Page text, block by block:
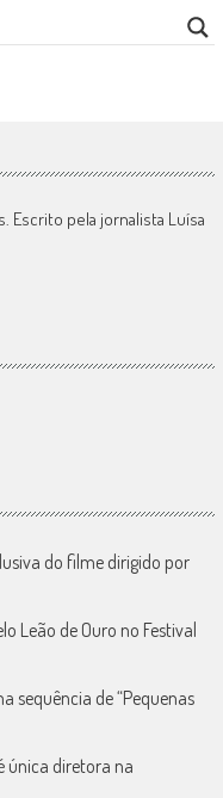
Escrito pela jornalista Luísa
do filme dirigido por
Leão de Ouro no Festival
sequência de “Pequenas
única diretora na